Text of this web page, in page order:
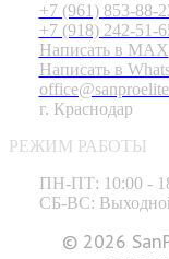
+7 (961) 853-88-
+7 (918) 242-51-
Написать в MAX
Написать в
г. Краснодар
РЕЖИМ РАБОТЫ
ПН-ПТ: 10:00 -
СБ-ВС:
© 2026